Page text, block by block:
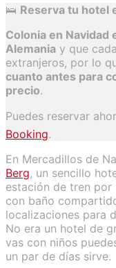
🛌 ​Reserva tu hotel
Colonia en Navidad
Alemania y que
extranjeros, por lo
cuanto antes para
precio.
Puedes reservar
Booking.
En Mercadillos de
Berg, un sencillo
estación de tren
con baño
localizaciones para
No era un hotel de
vas con niños
un par de días sirve.